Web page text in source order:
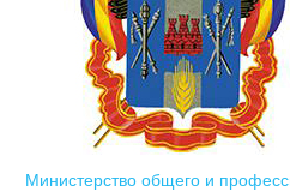
Министерство общего и